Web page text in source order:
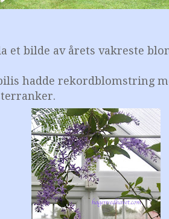
et bilde av årets vakreste
hadde rekordblomstring